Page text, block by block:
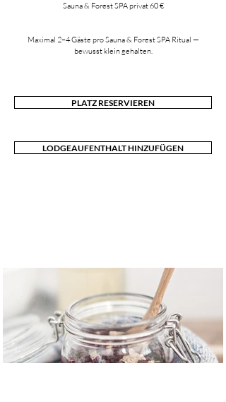
Sauna & Forest SPA privat 60 €
Maximal 2–4 Gäste pro Sauna & Forest SPA Ritual —
bewusst klein gehalten.
PLATZ RESERVIEREN
LODGEAUFENTHALT HINZUFÜGEN